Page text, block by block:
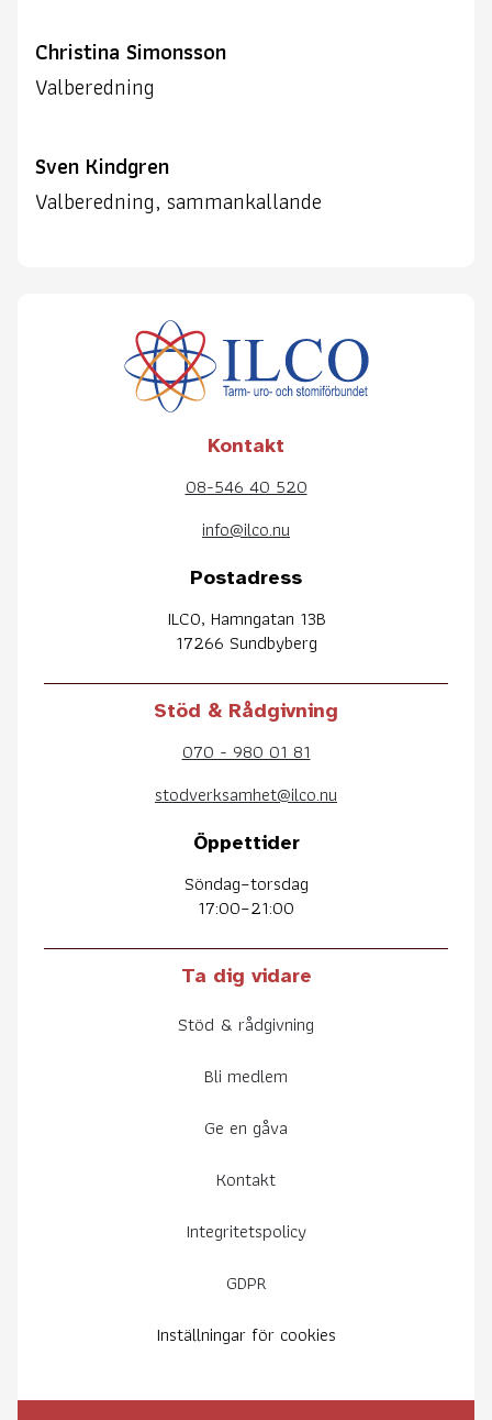
Christina Simonsson
Valberedning
Sven Kindgren
Valberedning, sammankallande
Kontakt
08-546 40 520
info@ilco.nu
Postadress
ILCO, Hamngatan 13B
17266 Sundbyberg
Stöd & Rådgivning
070 - 980 01 81
stodverksamhet@ilco.nu
Öppettider
Söndag–torsdag
17:00–21:00
Ta dig vidare
Stöd & rådgivning
Bli medlem
Ge en gåva
Kontakt
Integritetspolicy
GDPR
Inställningar för cookies